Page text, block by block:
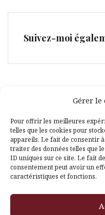
Gérer le
Pour offrir les meilleures
telles que les cookies pour
appareils. Le fait de consentir
traiter des données telles que
ID uniques sur ce site. Le fait
consentement peut avoir un
caractéristiques et fonctions.
Suivez-moi